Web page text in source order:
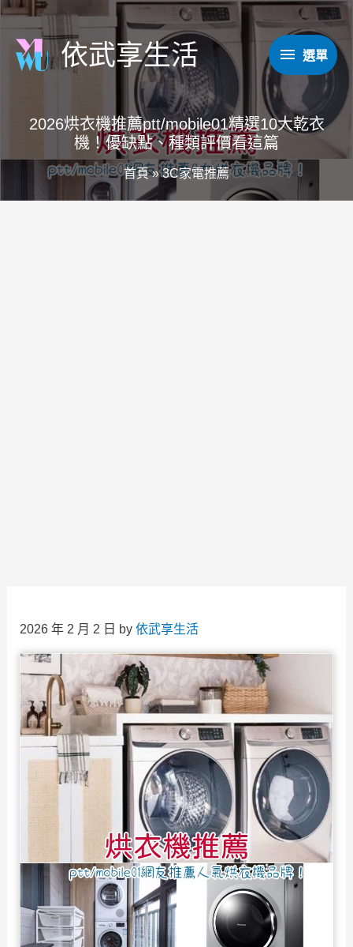
跳
依武享生活
選
單
選單
2026烘衣機推薦ptt/mobile01精選10大乾衣
機！優缺點、種類評價看這篇
首頁»3C家電推薦
2026 年 2 月 2 日 by 依武享生活